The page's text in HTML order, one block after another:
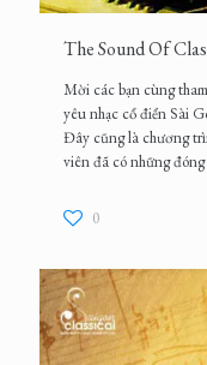
The Sound Of
Mời các bạn cùng
yêu nhạc cổ điển Sài
Đây cũng là chương
viên đã có những
0